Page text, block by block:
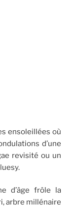
ensoleillées où
d’une
revisité ou un
d’âge frôle la
arbre millénaire